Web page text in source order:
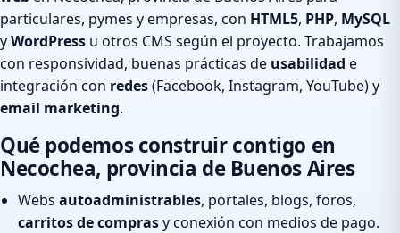
particulares, pymes y empresas, con HTML5, PHP, MySQL
yWordPress u otros CMS según el proyecto. Trabajamos
con responsividad, buenas prácticas de usabilidad e
integración con redes(Facebook, Instagram, YouTube) y
email marketing.
Qué podemos construir contigo en
Necochea, provincia de Buenos Aires
Webs autoadministrables, portales, blogs, foros,
carritos de comprasy conexión con medios de pago.